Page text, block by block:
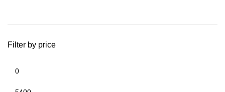
Filter by price